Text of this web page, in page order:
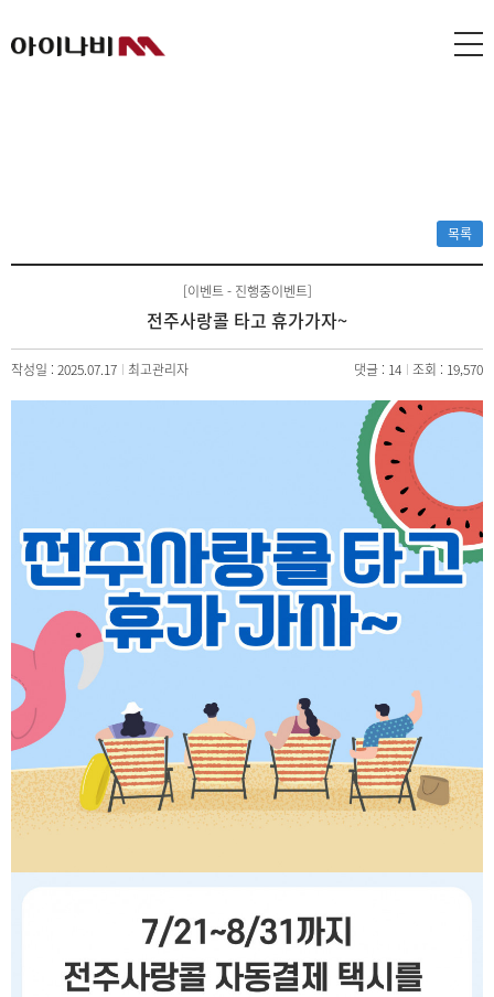
목록
[이벤트 - 진행중이벤트]
전주사랑콜 타고 휴가가자~
작성일 : 2025.07.17 최고관리자 댓글 : 14 조회 : 19,570